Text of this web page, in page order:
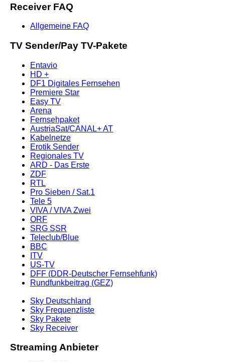
Receiver FAQ
Allgemeine FAQ
TV Sender/Pay TV-Pakete
Entavio
HD +
DF1 Digitales Fernsehen
Premiere Star
Easy TV
Arena
Fernsehpaket
AustriaSat/CANAL+ AT
Kabelnetze
Erotik Sender
Regionales TV
ARD - Das Erste
ZDF
RTL
Pro Sieben / Sat.1
Tele 5
VIVA / VIVA Zwei
ORF
SRG SSR
Teleclub/Blue
BBC
ITV
US-TV
DFF (DDR-Deutscher Fernsehfunk)
Rundfunkbeitrag (GEZ)
Sky Deutschland
Sky Frequenzliste
Sky Pakete
Sky Receiver
Streaming Anbieter